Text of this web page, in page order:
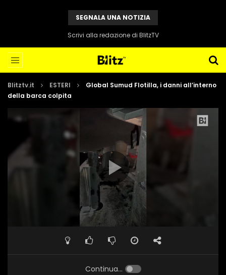
SEGNALA UNA NOTIZIA
Scrivi alla redazione di BlitzTV
Blitztv.it ESTERI
Global Sumud Flotilla, i danni all’interno
della barca colpita
Continua...